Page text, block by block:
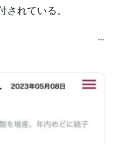
されている。